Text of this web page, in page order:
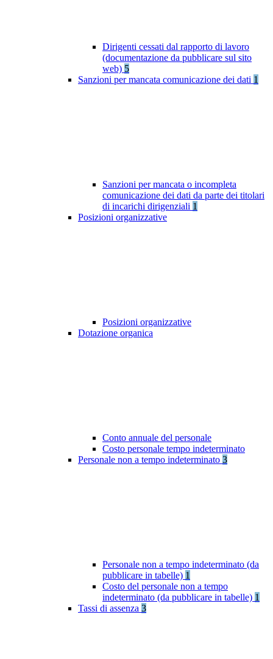
Dirigenti cessati dal rapporto di lavoro
(documentazione da pubblicare sul sito
web) 5
Sanzioni per mancata comunicazione dei dati 1
Sanzioni per mancata o incompleta
comunicazione dei dati da parte dei titolari
di incarichi dirigenziali 1
Posizioni organizzative
Posizioni organizzative
Dotazione organica
Conto annuale del personale
Costo personale tempo indeterminato
Personale non a tempo indeterminato 3
Personale non a tempo indeterminato (da
pubblicare in tabelle) 1
Costo del personale non a tempo
indeterminato (da pubblicare in tabelle) 1
Tassi di assenza 3